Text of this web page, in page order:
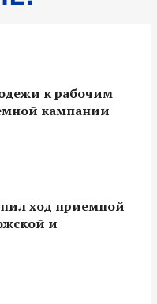
к рабочим
кампании
ход приемной
и